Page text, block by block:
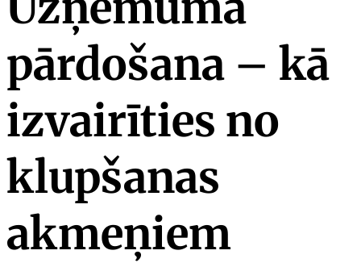
pārdošana – kā
izvairīties no
klupšanas
akmeņiem